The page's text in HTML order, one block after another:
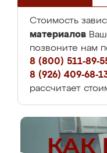
Стоимость
материалов
позвоните нам
8 (800) 511-89-
8 (926) 409-68-
рассчитает